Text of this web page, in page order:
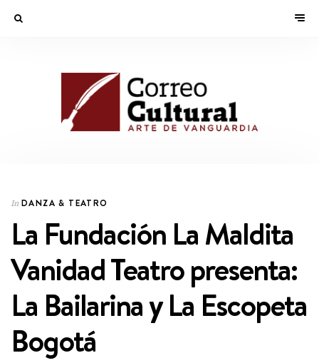
In DANZA & TEATRO
La Fundación La Maldita
Vanidad Teatro presenta:
La Bailarina y La Escopeta
Bogotá